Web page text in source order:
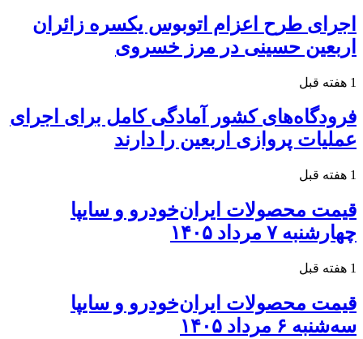
اجرای طرح اعزام اتوبوس یکسره زائران
اربعین حسینی در مرز خسروی
1 هفته قبل
فرودگاه‌های کشور آمادگی کامل برای اجرای
عملیات پروازی اربعین را دارند
1 هفته قبل
قیمت محصولات ایران‌خودرو و سایپا
چهارشنبه ۷ مرداد ۱۴۰۵
1 هفته قبل
قیمت محصولات ایران‌خودرو و سایپا
سه‌شنبه ۶ مرداد ۱۴۰۵